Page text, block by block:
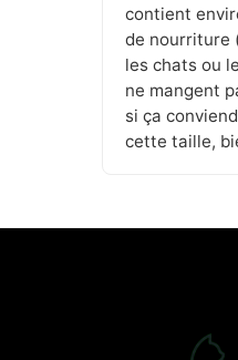
contient
de nourriture
les chats ou
ne mangent
si ça
cette taille,